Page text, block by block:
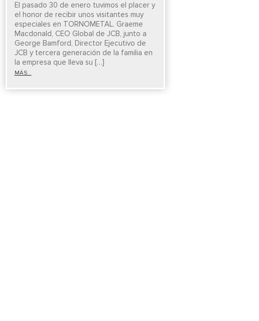
El pasado 30 de enero tuvimos el placer y
el honor de recibir unos visitantes muy
especiales en TORNOMETAL. Graeme
Macdonald, CEO Global de JCB, junto a
George Bamford, Director Ejecutivo de
JCB y tercera generación de la familia en
la empresa que lleva su […]
MÁS...